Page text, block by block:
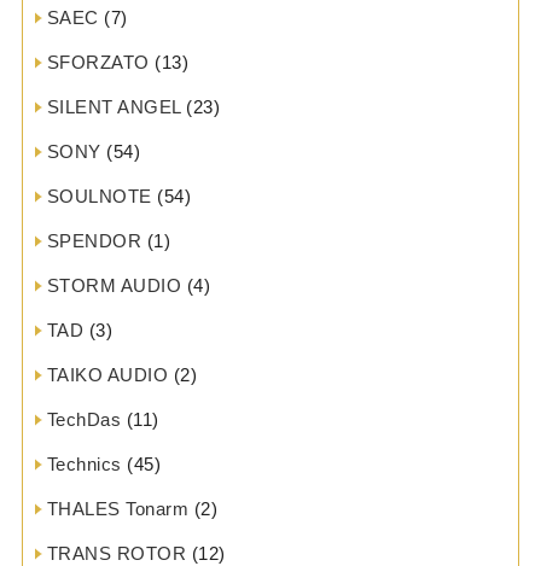
SAEC (7)
SFORZATO (13)
SILENT ANGEL(23)
SONY (54)
SOULNOTE (54)
SPENDOR (1)
STORM AUDIO (4)
TAD (3)
TAIKO AUDIO (2)
TechDas (11)
Technics (45)
THALES Tonarm (2)
TRANS ROTOR (12)